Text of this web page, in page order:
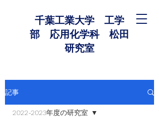
千葉工業大学 工学
部 応用化学科 松田
研究室
記事
2022-2023年度の研究室